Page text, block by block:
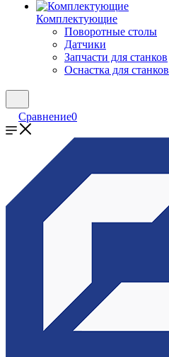
Комплектующие
Поворотные столы
Датчики
Запчасти для станков
Оснастка для станков
Сравнение0